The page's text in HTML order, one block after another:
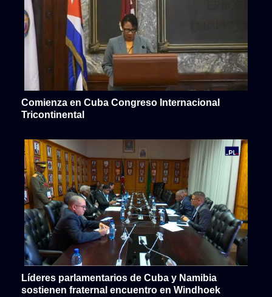
Comienza en Cuba Congreso Internacional
Tricontinental
Líderes parlamentarios de Cuba y Namibia
sostienen fraternal encuentro en Windhoek